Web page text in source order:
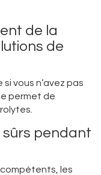
de la
de
vous n’avez pas
permet de
sûrs pendant
les